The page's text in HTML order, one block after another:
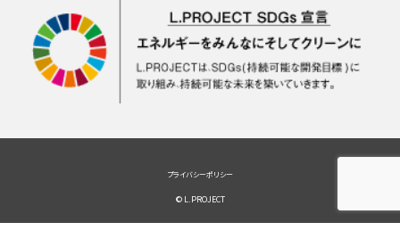
プライバシーポリシー
© L.PROJECT